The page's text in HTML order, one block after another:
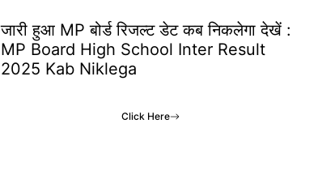
जारी हुआ MP बोर्ड रिजल्ट डेट कब निकलेगा देखें :
MP Board High School Inter Result
2025 Kab Niklega
Click Here